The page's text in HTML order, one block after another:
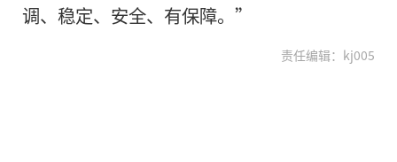
调、稳定、安全、有保障。”
责任编辑：kj005